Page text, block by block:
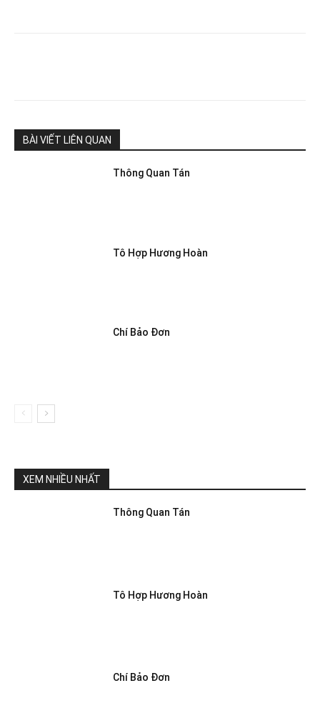
BÀI VIẾT LIÊN QUAN
Thông Quan Tán
Tô Hợp Hương Hoàn
Chí Bảo Đơn
XEM NHIỀU NHẤT
Thông Quan Tán
Tô Hợp Hương Hoàn
Chí Bảo Đơn